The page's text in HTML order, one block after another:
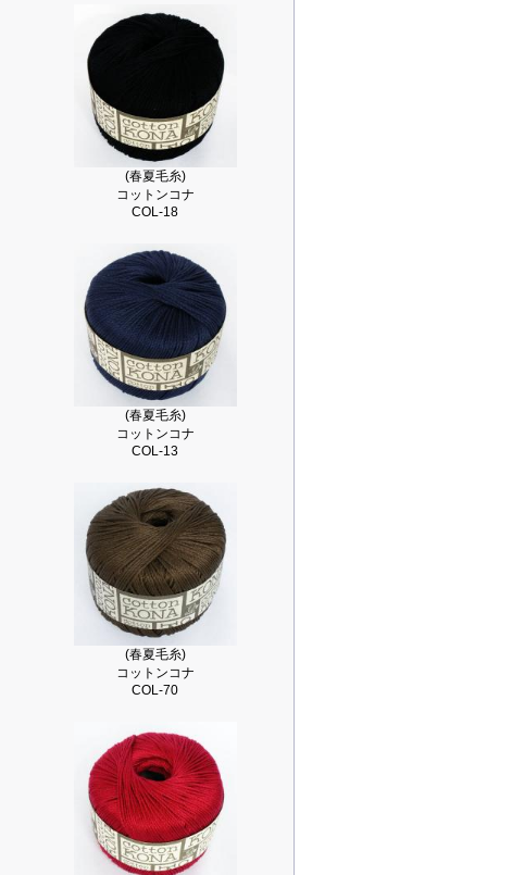
(春夏毛糸)
コットンコナ
COL-18
(春夏毛糸)
コットンコナ
COL-13
(春夏毛糸)
コットンコナ
COL-70